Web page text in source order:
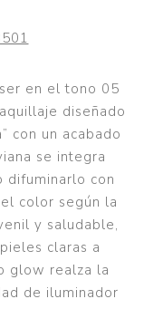
en el tono 05
diseñado
con un acabado
se integra
con
color según la
y saludable,
claras a
glow realza la
de iluminador